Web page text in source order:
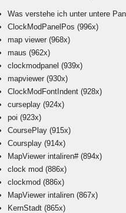
Was verstehe ich unter untere
ClockModPanelPos (996x)
map viewer (968x)
maus (962x)
clockmodpanel (939x)
mapviewer (930x)
ClockModFontIndent (928x)
curseplay (924x)
poi (923x)
CoursePlay (915x)
Coursplay (914x)
MapViewer intaliren#(894x)
clock mod (886x)
clockmod (886x)
MapViewer intaliren (867x)
KernStadt (865x)